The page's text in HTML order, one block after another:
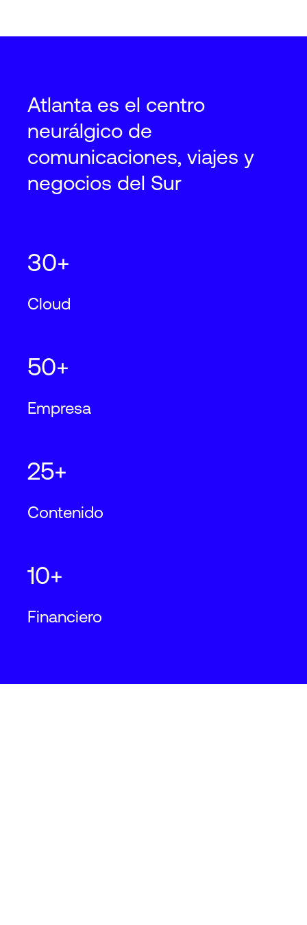
Atlanta es el centro
neurálgico de
comunicaciones, viajes y
negocios del Sur
30+
Cloud
50+
Empresa
25+
Contenido
10+
Financiero